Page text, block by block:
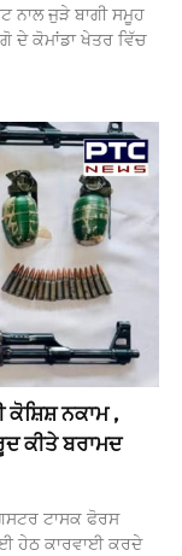
ਨਾਲ ਜੁੜੇ ਬਾਗੀ ਸਮੂਹ
ਦੇ ਕੋਮਾਂਡਾ ਖੇਤਰ ਵਿੱਚ
ਨਕਾਮ ,
ਕੀਤੇ ਬਰਾਮਦ
ਟਾਸਕ ਫੋਰਸ
ਹੇਠ ਕਾਰਵਾਈ ਕਰਦੇ